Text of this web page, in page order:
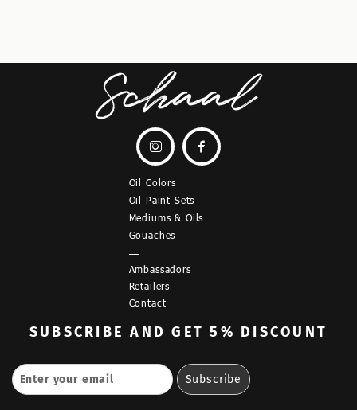
 
Oil Colors
Oil Paint Sets
Mediums & Oils
Gouaches
—
Ambassadors
Retailers
Contact
SUBSCRIBE AND GET 5% DISCOUNT